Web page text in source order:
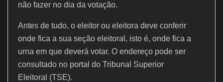
o
o
k
p
p
m
não fazer no dia da votação.
Antes de tudo, o eleitor ou eleitora deve conferir
onde fica a sua seção eleitoral, isto é, onde fica a
urna em que deverá votar. O endereço pode ser
consultado no portal do Tribunal Superior
Eleitoral (TSE).